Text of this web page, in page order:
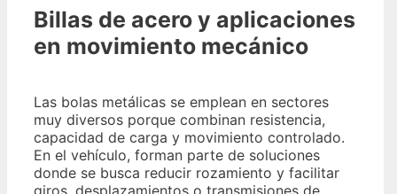
Billas de acero y aplicaciones
en movimiento mecánico
Las bolas metálicas se emplean en sectores
muy diversos porque combinan resistencia,
capacidad de carga y movimiento controlado.
En el vehículo, forman parte de soluciones
donde se busca reducir rozamiento y facilitar
giros, desplazamientos o transmisiones de